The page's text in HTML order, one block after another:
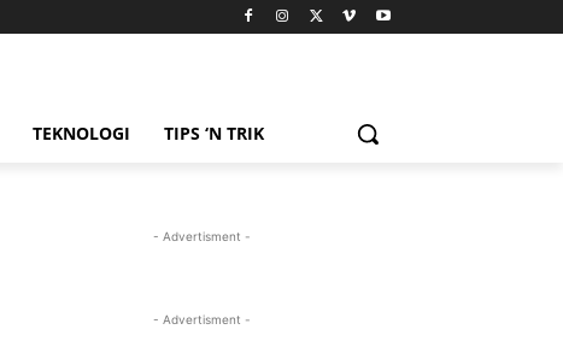
TEKNOLOGI TIPS ‘N TRIK
- Advertisment -
- Advertisment -